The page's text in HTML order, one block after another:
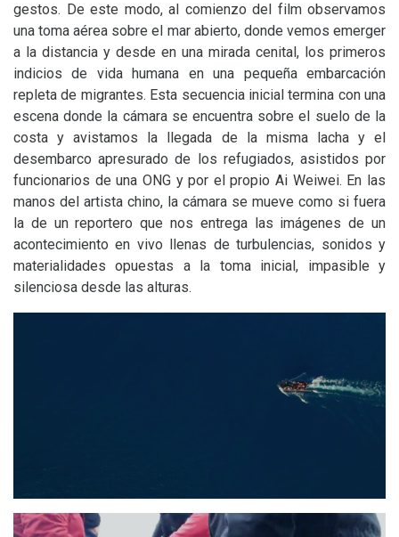
gestos. De este modo, al comienzo del film observamos
una toma aérea sobre el mar abierto, donde vemos emerger
a la distancia y desde en una mirada cenital, los primeros
indicios de vida humana en una pequeña embarcación
repleta de migrantes. Esta secuencia inicial termina con una
escena donde la cámara se encuentra sobre el suelo de la
costa y avistamos la llegada de la misma lacha y el
desembarco apresurado de los refugiados, asistidos por
funcionarios de una ONGy por el propio Ai Weiwei. En las
manos del artista chino, la cámara se mueve como si fuera
la de un reportero que nos entrega las imágenes de un
acontecimiento en vivo llenas de turbulencias, sonidos y
materialidades opuestas a la toma inicial, impasible y
silenciosa desde las alturas.